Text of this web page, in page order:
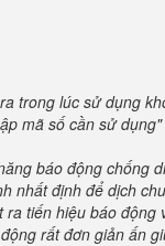
trong lúc sử dụng
mã số cần sử
báo động chống di
nhất định để dịch
tiến hiệu báo động
rất đơn giản ấn